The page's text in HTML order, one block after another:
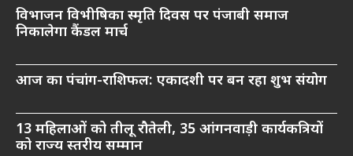
विभाजन विभीषिका स्मृति दिवस पर पंजाबी समाज
निकालेगा कैंडल मार्च
आज का पंचांग-राशिफल: एकादशी पर बन रहा शुभ संयोग
13 महिलाओं को तीलू रौतेली, 35 आंगनवाड़ी कार्यकत्रियों
को राज्य स्तरीय सम्मान